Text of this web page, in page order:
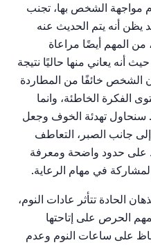
مواجهة الشخص بها، تجنب
أنه يتم الحديث عنه
المهم أيضًا مراعاة
أنه يعاني منها حاليًا نتيجة
الشخص خائفًا من المطاردة
الفكرة الخاطئة، وانما
تهدئة الخوف وجعل
جانب الصبر، التعاطف
على حدود واضحة ومعرفة
في مهام الرعاية.
الحادة تتأثر عادات النوم،
الحرص على إتاحتها
على ساعات النوم وعدم